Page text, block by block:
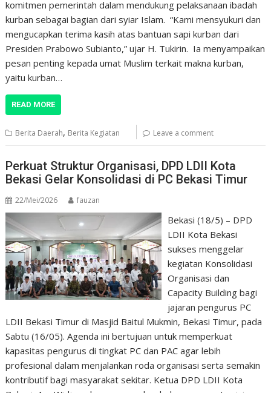
komitmen pemerintah dalam mendukung pelaksanaan ibadah
kurban sebagai bagian dari syiar Islam. “Kami mensyukuri dan
mengucapkan terima kasih atas bantuan sapi kurban dari
Presiden Prabowo Subianto,” ujar H. Tukirin. Ia menyampaikan
pesan penting kepada umat Muslim terkait makna kurban,
yaitu kurban…
READ MORE
Berita Daerah, Berita Kegiatan Leave a comment
Perkuat Struktur Organisasi, DPD LDII Kota
Bekasi Gelar Konsolidasi di PC Bekasi Timur
22/Mei/2026 fauzan
Bekasi (18/5) – DPD
LDII Kota Bekasi
sukses menggelar
kegiatan Konsolidasi
Organisasi dan
Capacity Building bagi
jajaran pengurus PC
LDII Bekasi Timur di Masjid Baitul Mukmin, Bekasi Timur, pada
Sabtu (16/05). Agenda ini bertujuan untuk memperkuat
kapasitas pengurus di tingkat PC dan PAC agar lebih
profesional dalam menjalankan roda organisasi serta semakin
kontributif bagi masyarakat sekitar. Ketua DPD LDII Kota